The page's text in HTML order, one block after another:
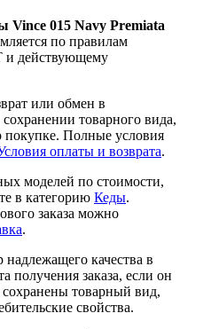
Vince 015 Navy Premiata
по правилам
и действующему
или обмен в
товарного вида,
покупке. Полные условия
оплаты и возврата.
моделей по стоимости,
в категорию Кеды.
заказа можно
.
качества в
получения заказа, если он
товарный вид,
свойства.